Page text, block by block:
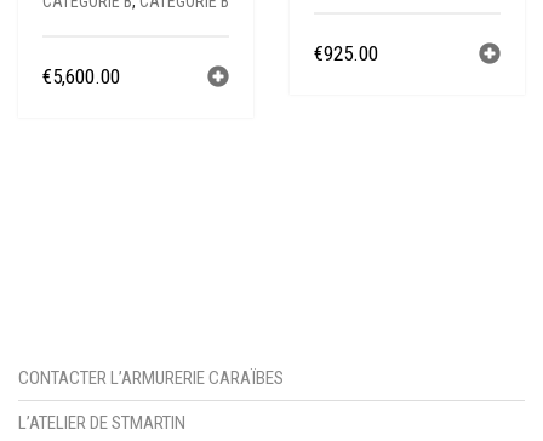
€5,600.00
€925.00
CONTACTER L’ARMURERIE CARAÏBES
L’ATELIER DE STMARTIN